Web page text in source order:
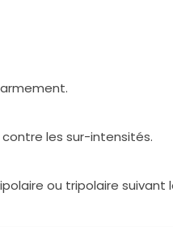
les sur-intensités.
ou tripolaire suivant